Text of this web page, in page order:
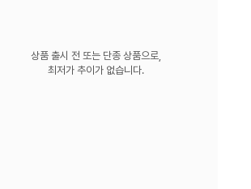
상품 출시 전 또는 단종 상품으로,
최저가 추이가 없습니다.